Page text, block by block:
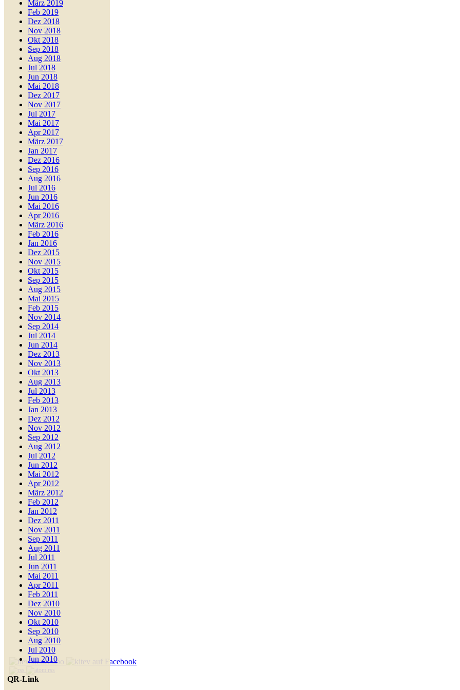
März 2019
Feb 2019
Dez 2018
Nov 2018
Okt 2018
Sep 2018
Aug 2018
Jul 2018
Jun 2018
Mai 2018
Dez 2017
Nov 2017
Jul 2017
Mai 2017
Apr 2017
März 2017
Jan 2017
Dez 2016
Sep 2016
Aug 2016
Jul 2016
Jun 2016
Mai 2016
Apr 2016
März 2016
Feb 2016
Jan 2016
Dez 2015
Nov 2015
Okt 2015
Sep 2015
Aug 2015
Mai 2015
Feb 2015
Nov 2014
Sep 2014
Jul 2014
Jun 2014
Dez 2013
Nov 2013
Okt 2013
Aug 2013
Jul 2013
Feb 2013
Jan 2013
Dez 2012
Nov 2012
Sep 2012
Aug 2012
Jul 2012
Jun 2012
Mai 2012
Apr 2012
März 2012
Feb 2012
Jan 2012
Dez 2011
Nov 2011
Sep 2011
Aug 2011
Jul 2011
Jun 2011
Mai 2011
Apr 2011
Feb 2011
Dez 2010
Nov 2010
Okt 2010
Sep 2010
Aug 2010
Jul 2010
Jun 2010
QR-Link